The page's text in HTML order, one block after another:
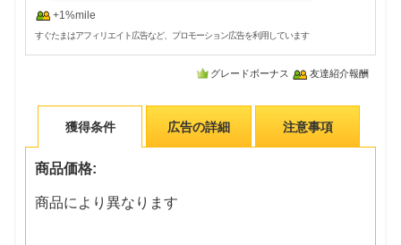
+1%mile
すぐたまはアフィリエイト広告など、プロモーション広告を利用しています
グレードボーナス 友達紹介報酬
獲得条件 広告の詳細 注意事項
商品価格:
商品により異なります